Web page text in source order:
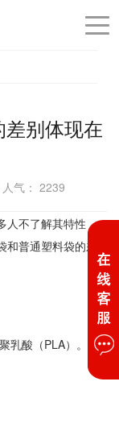
别体现在
气： 2239
人不了解其特性，
普通塑料袋的差
乳酸（PLA）。